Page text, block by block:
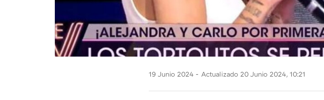
19 Junio 2024 Actualizado 20 Junio 2024, 10:21